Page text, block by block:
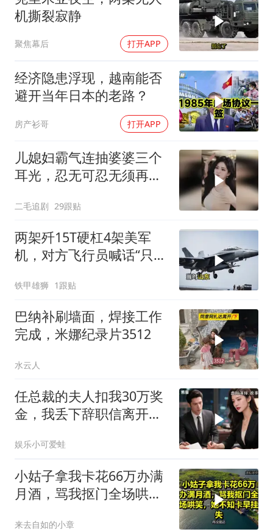
机撕裂寂静
聚焦幕后 打开APP
经济隐患浮现，越南能否
避开当年日本的老路？
房产衫哥 打开APP
儿媳妇霸气连抽婆婆三个
耳光，忍无可忍无须再
二毛追剧 29跟贴
两架歼15T硬杠4架美军
机，对方飞行员喊话“只想
铁甲雄狮 1跟贴
巴纳补刷墙面，焊接工作
完成，米娜纪录片3512
水云人
任总裁的夫人扣我30万奖
金，我丢下辞职信离开，
你签约
娱乐小可爱蛙
小姑子拿我卡花66万办满
月酒，骂我抠门全场哄
来去自如的小章